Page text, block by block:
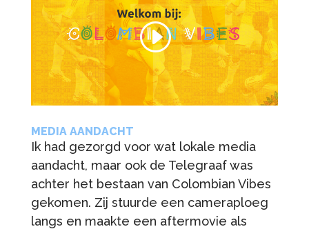
MEDIA AANDACHT
Ik had gezorgd voor wat lokale media
aandacht, maar ook de Telegraaf was
achter het bestaan van Colombian Vibes
gekomen. Zij stuurde een cameraploeg
langs en maakte een aftermovie als